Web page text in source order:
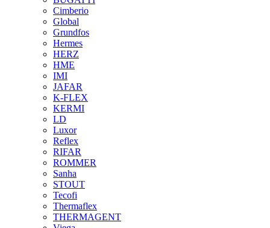
Cimberio
Global
Grundfos
Hermes
HERZ
HME
IMI
JAFAR
K-FLEX
KERMI
LD
Luxor
Reflex
RIFAR
ROMMER
Sanha
STOUT
Tecofi
Thermaflex
THERMAGENT